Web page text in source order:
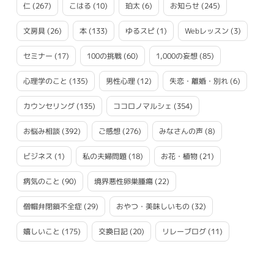
仁(267) こはる (10) 珀太 (6) お知らせ (245)
文房具(26) 本(133) ゆるスピ(1) Webレッスン (3)
セミナー (17) 100の挑戦(60) 1,000の妄想(85)
心理学のこと (135) 男性心理(12) 失恋・離婚・別れ(6)
カウンセリング(135) ココロノマルシェ (354)
お悩み相談(392) ご感想(276) みなさんの声(8)
ビジネス (1) 私の夫婦問題(18) お花・植物(21)
病気のこと (90) 境界悪性卵巣腫瘍(22)
僧帽弁閉鎖不全症(29) おやつ・美味しいもの (32)
嬉しいこと (175) 交換日記(20) リレーブログ(11)